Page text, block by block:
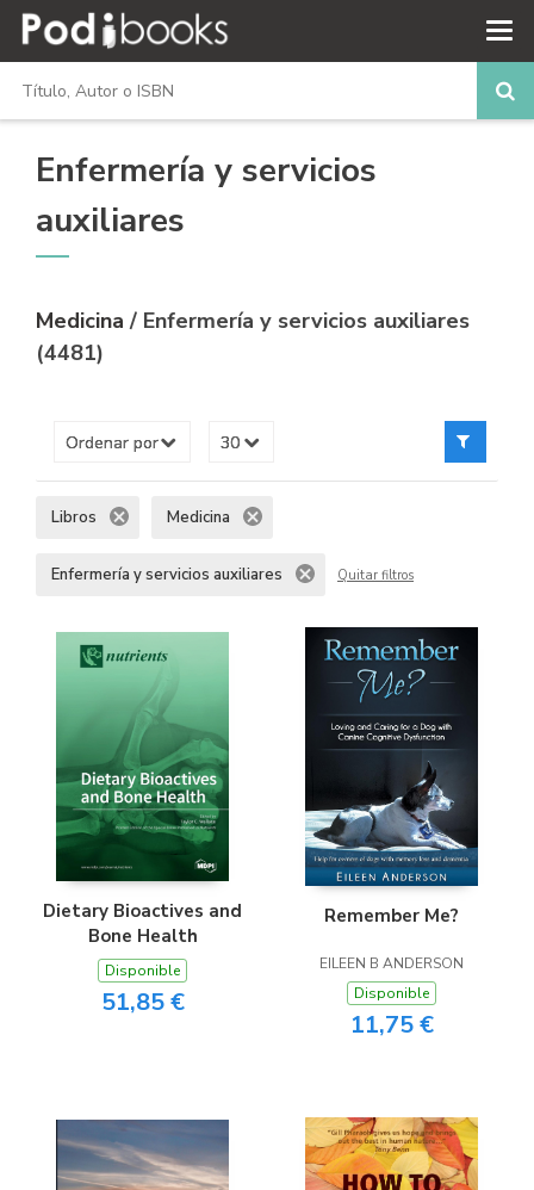
Enfermería y servicios
auxiliares
Medicina/ Enfermería y servicios auxiliares
(4481)
Libros Medicina
Enfermería y servicios auxiliares Quitar filtros
Dietary Bioactives and
Bone Health
Disponible
51,85 €
Remember Me?
EILEEN B ANDERSON
Disponible
11,75 €